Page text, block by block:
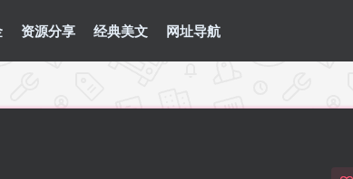
资源分享 经典美文 网址导航